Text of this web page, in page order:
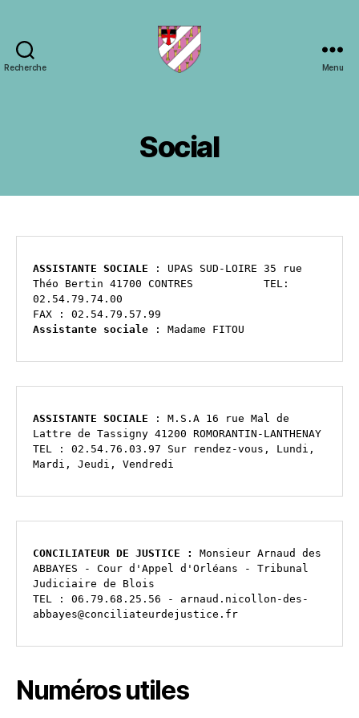
Recherche Menu
Social
ASSISTANTE SOCIALE : UPAS SUD-LOIRE 35 rue
Théo Bertin 41700 CONTRES           TEL:
02.54.79.74.00
FAX : 02.54.79.57.99
Assistante sociale : Madame FITOU
ASSISTANTE SOCIALE : M.S.A 16 rue Mal de
Lattre de Tassigny 41200 ROMORANTIN-LANTHENAY
TEL : 02.54.76.03.97 Sur rendez-vous, Lundi,
Mardi, Jeudi, Vendredi
CONCILIATEUR DE JUSTICE :
Monsieur Arnaud des
ABBAYES - Cour d'Appel d'Orléans - Tribunal
Judiciaire de Blois
TEL : 06.79.68.25.56 - arnaud.nicollon-des-
abbayes@conciliateurdejustice.fr
Numéros utiles